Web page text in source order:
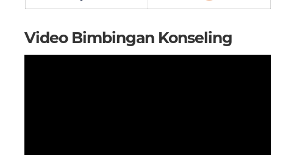
Video Bimbingan Konseling